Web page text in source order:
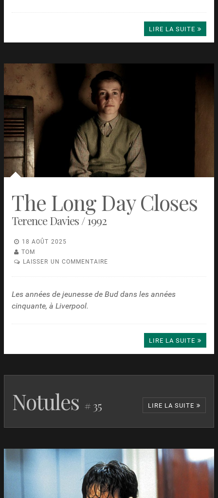
LIRE LA SUITE
The Long Day Closes
Terence Davies / 1992
18 AOÛT 2025
TOM
LAISSER UN COMMENTAIRE
Les années de jeunesse de Bud dans les années
cinquante, à Liverpool.
LIRE LA SUITE
Notules # 35
L’Été dernier Catherine Breillat France
2023
Michel Gondry
Erwan Leduc
LIRE LA SUITE